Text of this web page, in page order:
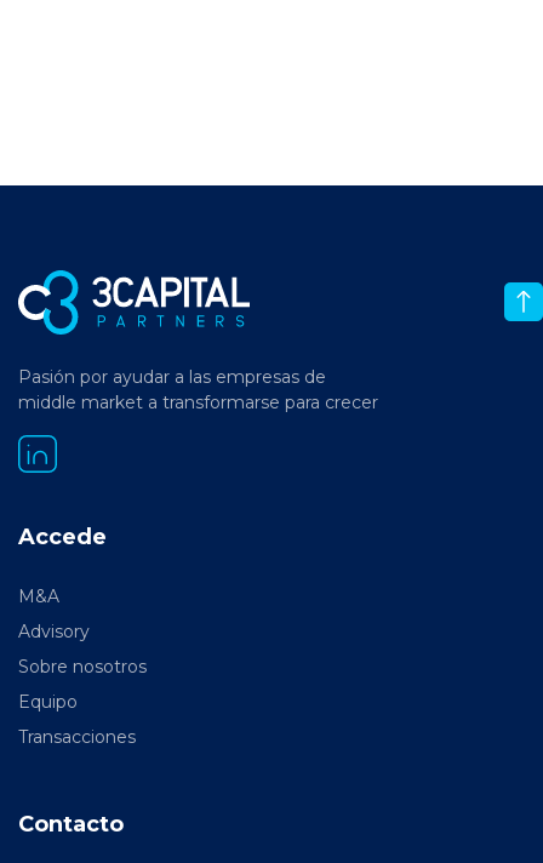
Pasión por ayudar a las empresas de
middle market a transformarse para crecer
Accede
M&A
Advisory
Sobre nosotros
Equipo
Transacciones
Contacto